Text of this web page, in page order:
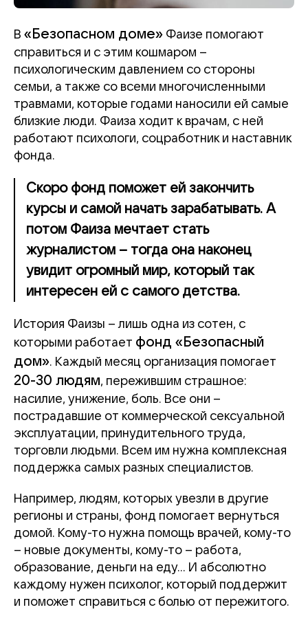
В «Безопасном доме» Фаизе помогают
справиться и с этим кошмаром –
психологическим давлением со стороны
семьи, а также со всеми многочисленными
травмами, которые годами наносили ей самые
близкие люди. Фаиза ходит к врачам, с ней
работают психологи, соцработник и наставник
фонда.
Скоро фонд поможет ей закончить
курсы и самой начать зарабатывать. А
потом Фаиза мечтает стать
журналистом – тогда она наконец
увидит огромный мир, который так
интересен ей с самого детства.
История Фаизы – лишь одна из сотен, с
которыми работает фонд «Безопасный
дом». Каждый месяц организация помогает
20-30 людям, пережившим страшное:
насилие, унижение, боль. Все они –
пострадавшие от коммерческой сексуальной
эксплуатации, принудительного труда,
торговли людьми. Всем им нужна комплексная
поддержка самых разных специалистов.
Например, людям, которых увезли в другие
регионы и страны, фонд помогает вернуться
домой. Кому-то нужна помощь врачей, кому-то
– новые документы, кому-то – работа,
образование, деньги на еду… И абсолютно
каждому нужен психолог, который поддержит
и поможет справиться с болью от пережитого.